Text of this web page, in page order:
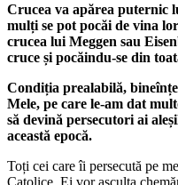
Crucea va apărea puternic
mulți se pot pocăi de vina
crucea lui Meggen sau
cruce și pocăindu-se din
Condiția prealabilă,
Mele, pe care le-am dat
să devină persecutori ai
această epocă.
Toți cei care îi persecută pe
Catolice. Ei vor asculta